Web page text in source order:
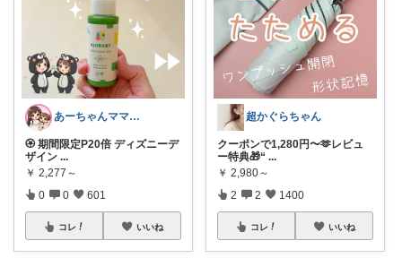
あーちゃんママ🐣朝コレ5時✨2y娘
🏵️ 期間限定P20倍 ディズニーデ
ザイン ...
￥ 2,277～
0 0 601
コレ いいね
超かぐらちゃん
クーポンで1,280円〜🫶レビュ
ー特典🎁“ ...
￥ 2,980～
2 2 1400
コレ いいね